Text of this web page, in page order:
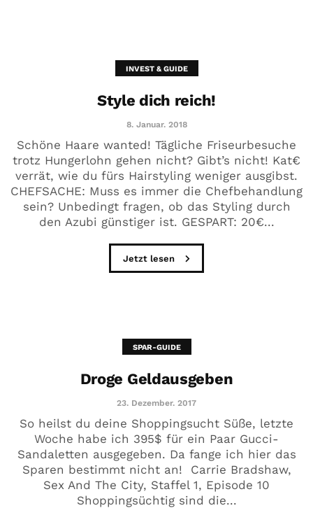
INVEST & GUIDE
Style dich reich!
8. Januar. 2018
Schöne Haare wanted! Tägliche Friseurbesuche
trotz Hungerlohn gehen nicht? Gibt’s nicht! Kat€
verrät, wie du fürs Hairstyling weniger ausgibst.
CHEFSACHE: Muss es immer die Chefbehandlung
sein? Unbedingt fragen, ob das Styling durch
den Azubi günstiger ist. GESPART: 20€...
Jetzt lesen
SPAR-GUIDE
Droge Geldausgeben
23. Dezember. 2017
So heilst du deine Shoppingsucht Süße, letzte
Woche habe ich 395$ für ein Paar Gucci-
Sandaletten ausgegeben. Da fange ich hier das
Sparen bestimmt nicht an! Carrie Bradshaw,
Sex And The City, Staffel 1, Episode 10
Shoppingsüchtig sind die...